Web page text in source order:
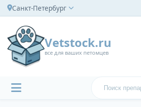
Санкт-Петербург
Vetstock.ru
все для ваших петомцев